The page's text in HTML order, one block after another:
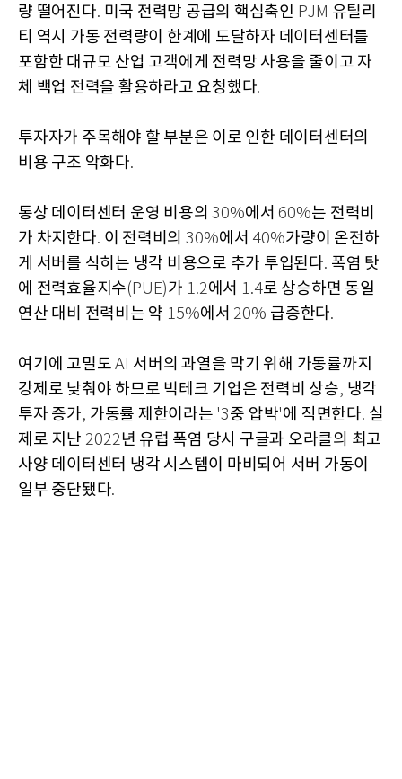
량 떨어진다. 미국 전력망 공급의 핵심축인 PJM 유틸리
티 역시 가동 전력량이 한계에 도달하자 데이터센터를
포함한 대규모 산업 고객에게 전력망 사용을 줄이고 자
체 백업 전력을 활용하라고 요청했다.
투자자가 주목해야 할 부분은 이로 인한 데이터센터의
비용 구조 악화다.
통상 데이터센터 운영 비용의 30%에서 60%는 전력비
가 차지한다. 이 전력비의 30%에서 40%가량이 온전하
게 서버를 식히는 냉각 비용으로 추가 투입된다. 폭염 탓
에 전력효율지수(PUE)가 1.2에서 1.4로 상승하면 동일
연산 대비 전력비는 약 15%에서 20% 급증한다.
여기에 고밀도 AI 서버의 과열을 막기 위해 가동률까지
강제로 낮춰야 하므로 빅테크 기업은 전력비 상승, 냉각
투자 증가, 가동률 제한이라는 '3중 압박'에 직면한다. 실
제로 지난 2022년 유럽 폭염 당시 구글과 오라클의 최고
사양 데이터센터 냉각 시스템이 마비되어 서버 가동이
일부 중단됐다.